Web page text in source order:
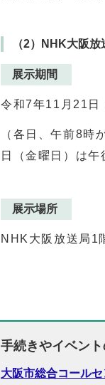
（2）NHK大阪放
展示期間
令和7年11月21日
（各日、午前8時
日（金曜日）は午
展示場所
NHK大阪放送局1
手続きやイベン
大阪市総合コール